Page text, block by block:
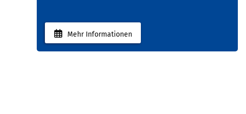
Mehr Informationen